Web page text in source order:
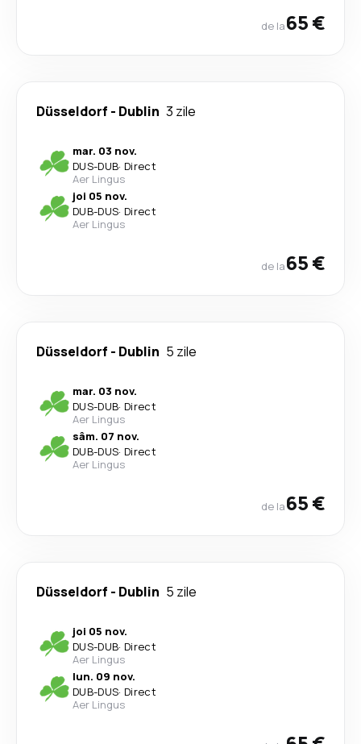
de la65 €
Düsseldorf - Dublin 3 zile
mar. 03 nov.
DUS-DUB· Direct
Aer Lingus
joi 05 nov.
DUB-DUS· Direct
Aer Lingus
de la65 €
Düsseldorf - Dublin 5 zile
mar. 03 nov.
DUS-DUB· Direct
Aer Lingus
sâm. 07 nov.
DUB-DUS· Direct
Aer Lingus
de la65 €
Düsseldorf - Dublin 5 zile
joi 05 nov.
DUS-DUB· Direct
Aer Lingus
lun. 09 nov.
DUB-DUS· Direct
Aer Lingus